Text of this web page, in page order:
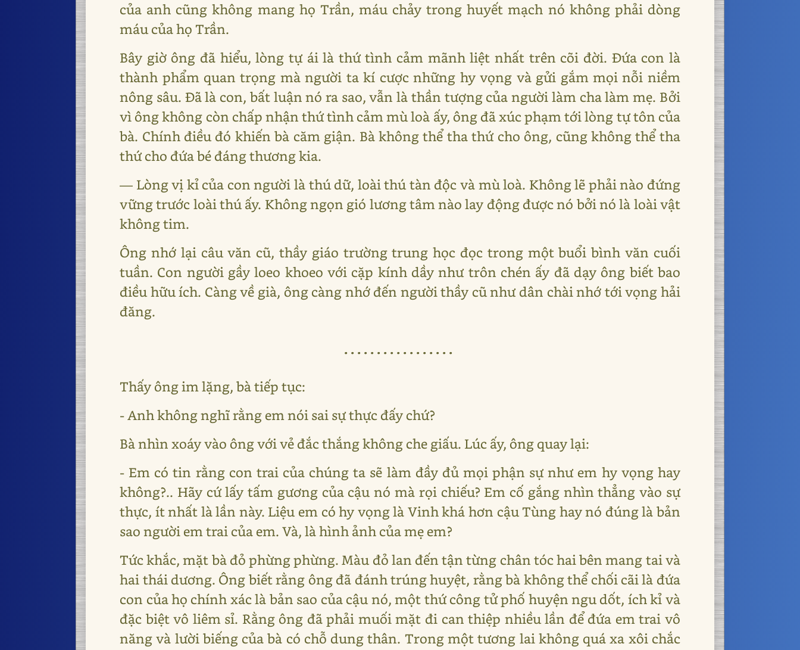
của anh cũng không mang họ Trần, máu chảy trong huyết mạch nó không phải dòng
máu của họ Trần.
Bây giờ ông đã hiểu, lòng tự ái là thứ tình cảm mãnh liệt nhất trên cõi đời. Đứa con là
thành phẩm quan trọng mà người ta kí cược những hy vọng và gửi gắm mọi nỗi niềm
nông sâu. Đã là con, bất luận nó ra sao, vẫn là thần tượng của người làm cha làm mẹ. Bởi
vì ông không còn chấp nhận thứ tình cảm mù loà ấy, ông đã xúc phạm tới lòng tự tôn của
bà. Chính điều đó khiến bà căm giận. Bà không thể tha thứ cho ông, cũng không thể tha
thứ cho đứa bé đáng thương kia.
― Lòng vị kỉ của con người là thú dữ, loài thú tàn độc và mù loà. Không lẽ phải nào đứng
vững trước loài thú ấy. Không ngọn gió lương tâm nào lay động được nó bởi nó là loài vật
không tim.
Ông nhớ lại câu văn cũ, thầy giáo trường trung học đọc trong một buổi bình văn cuối
tuần. Con người gầy loeo khoeo với cặp kính dầy như trôn chén ấy đã dạy ông biết bao
điều hữu ích. Càng về già, ông càng nhớ đến người thầy cũ như dân chài nhớ tới vọng hải
đăng.
.................
Thấy ông im lặng, bà tiếp tục:
- Anh không nghĩ rằng em nói sai sự thực đấy chứ?
Bà nhìn xoáy vào ông với vẻ đắc thắng không che giấu. Lúc ấy, ông quay lại:
- Em có tin rằng con trai của chúng ta sẽ làm đầy đủ mọi phận sự như em hy vọng hay
không?.. Hãy cứ lấy tấm gương của cậu nó mà rọi chiếu? Em cố gắng nhìn thẳng vào sự
thực, ít nhất là lần này. Liệu em có hy vọng là Vinh khá hơn cậu Tùng hay nó đúng là bản
sao người em trai của em. Và, là hình ảnh của mẹ em?
Tức khắc, mặt bà đỏ phừng phừng. Màu đỏ lan đến tận từng chân tóc hai bên mang tai và
hai thái dương. Ông biết rằng ông đã đánh trúng huyệt, rằng bà không thể chối cãi là đứa
con của họ chính xác là bản sao của cậu nó, một thứ công tử phố huyện ngu dốt, ích kỉ và
đặc biệt vô liêm sỉ. Rằng ông đã phải muối mặt đi can thiệp nhiều lần để đứa em trai vô
năng và lười biếng của bà có chỗ dung thân. Trong một tương lai không quá xa xôi chắc